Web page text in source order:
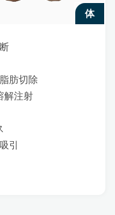
体
肪切除
解注射
引